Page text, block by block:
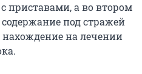
приставами, а во втором
под стражей
на лечении